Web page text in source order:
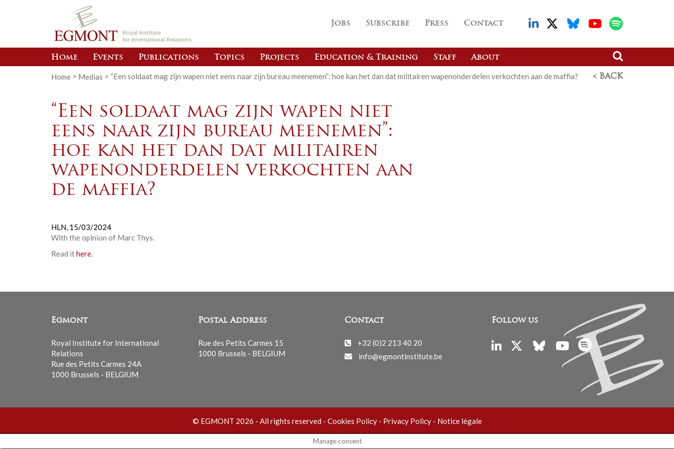
Royal Institute
for International Relations
Jobs Subscribe Press Contact
Home Events Publications Topics Projects Education & Training Staff About
Home > Medias > “Een soldaat mag zijn wapen niet eens naar zijn bureau meenemen”: hoe kan het dan dat militairen wapenonderdelen verkochten aan de maffia? < BACK
“Een soldaat mag zijn wapen niet
eens naar zijn bureau meenemen”:
hoe kan het dan dat militairen
wapenonderdelen verkochten aan
de maffia?
HLN, 15/03/2024
With the opinion of Marc Thys.
Read ithere.
Egmont
Royal Institute for International
Relations
Rue des Petits Carmes 24A
1000 Brussels - BELGIUM
Postal Address
Rue des Petits Carmes 15
1000 Brussels - BELGIUM
Contact
+32 (0)2 213 40 20
info@egmontinstitute.be
Follow us
© EGMONT 2026 - All rights reserved - Cookies Policy- Privacy Policy- Notice légale
Manage consent